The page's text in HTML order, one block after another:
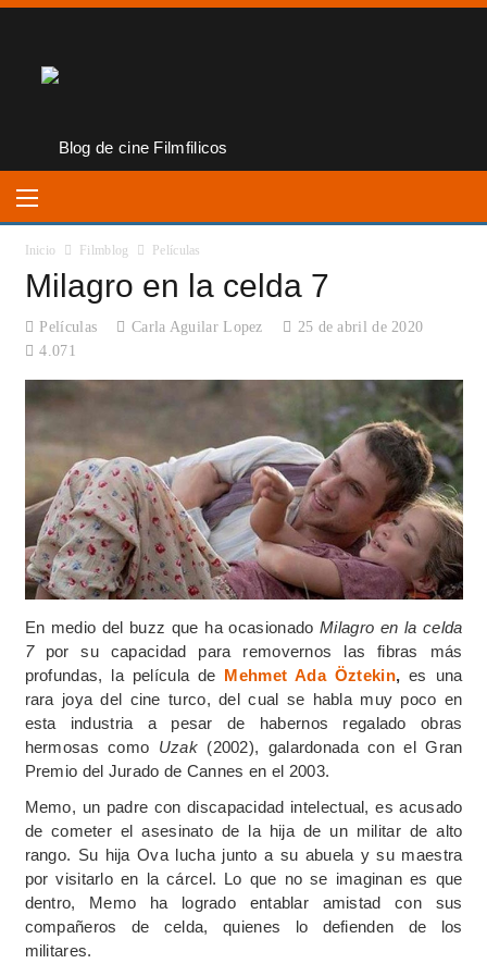
Inicio Filmblog Películas
Milagro en la celda 7
Películas Carla Aguilar Lopez
25 de abril de 2020
4.071
En medio del buzz que ha ocasionadoMilagro en la celda
7por su capacidad para removernos las fibras más
profundas, la película de Mehmet Ada Öztekin, es una
rara joya del cine turco, del cual se habla muy poco en
esta industria a pesar de habernos regalado obras
hermosas como Uzak(2002), galardonada con el Gran
Premio del Jurado de Cannes en el 2003.
Memo, un padre con discapacidad intelectual, es acusado
de cometer el asesinato de la hija de un militar de alto
rango. Su hija Ova lucha junto a su abuela y su maestra
por visitarlo en la cárcel. Lo que no se imaginan es que
dentro, Memo ha logrado entablar amistad con sus
compañeros de celda, quienes lo defienden de los
militares.